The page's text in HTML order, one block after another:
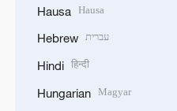
Hausa Hausa
Hebrew עברית
Hindi हिन्दी
Hungarian Magyar